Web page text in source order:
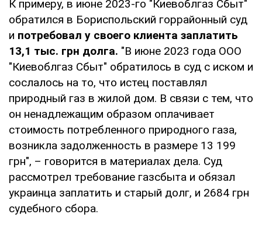
К примеру, в июне 2023-го "Киевоблгаз Сбыт"
обратился в Бориспольский горрайонный суд
и потребовал у своего клиента заплатить
13,1 тыс. грн долга. "В июне 2023 года ООО
"Киевоблгаз Сбыт" обратилось в суд с иском и
сослалось на то, что истец поставлял
природный газ в жилой дом. В связи с тем, что
он ненадлежащим образом оплачивает
стоимость потребленного природного газа,
возникла задолженность в размере 13 199
грн", – говорится в материалах дела. Суд
рассмотрел требование газсбыта и обязал
украинца заплатить и старый долг, и 2684 грн
судебного сбора.